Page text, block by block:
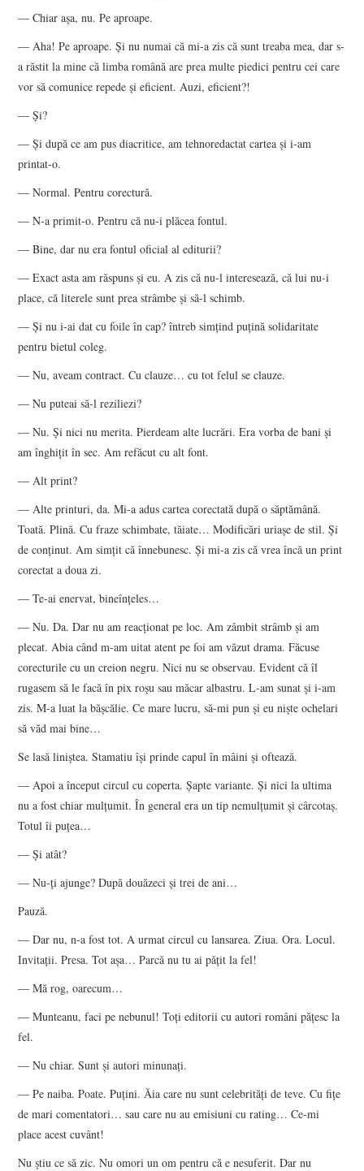
― Chiar aşa, nu. Pe aproape.
― Aha! Pe aproape. Şi nu numai că mi-a zis că sunt treaba mea, dar s-
a răstit la mine că limba română are prea multe piedici pentru cei care
vor să comunice repede şi eficient. Auzi, eficient?!
― Şi?
― Şi după ce am pus diacritice, am tehnoredactat cartea şi i-am
printat-o.
― Normal. Pentru corectură.
― N-a primit-o. Pentru că nu-i plăcea fontul.
― Bine, dar nu era fontul oficial al editurii?
― Exact asta am răspuns şi eu. A zis că nu-l interesează, că lui nu-i
place, că literele sunt prea strâmbe şi să-l schimb.
― Şi nu i-ai dat cu foile în cap? întreb simţind puţină solidaritate
pentru bietul coleg.
― Nu, aveam contract. Cu clauze… cu tot felul se clauze.
― Nu puteai să-l reziliezi?
― Nu. Şi nici nu merita. Pierdeam alte lucrări. Era vorba de bani şi
am înghiţit în sec. Am refăcut cu alt font.
― Alt print?
― Alte printuri, da. Mi-a adus cartea corectată după o săptămână.
Toată. Plină. Cu fraze schimbate, tăiate… Modificări uriaşe de stil. Şi
de conţinut. Am simţit că înnebunesc. Şi mi-a zis că vrea încă un print
corectat a doua zi.
― Te-ai enervat, bineînţeles…
― Nu. Da. Dar nu am reacţionat pe loc. Am zâmbit strâmb şi am
plecat. Abia când m-am uitat atent pe foi am văzut drama. Făcuse
corecturile cu un creion negru. Nici nu se observau. Evident că îl
rugasem să le facă în pix roşu sau măcar albastru. L-am sunat şi i-am
zis. M-a luat la băşcălie. Ce mare lucru, să-mi pun şi eu nişte ochelari
să văd mai bine…
Se lasă liniştea. Stamatiu îşi prinde capul în mâini şi oftează.
― Apoi a început circul cu coperta. Şapte variante. Şi nici la ultima
nu a fost chiar mulţumit. În general era un tip nemulţumit şi cârcotaş.
Totul îi puţea…
― Şi atât?
― Nu-ţi ajunge? După douăzeci şi trei de ani…
Pauză.
― Dar nu, n-a fost tot. A urmat circul cu lansarea. Ziua. Ora. Locul.
Invitaţii. Presa. Tot aşa… Parcă nu tu ai păţit la fel!
― Mă rog, oarecum…
― Munteanu, faci pe nebunul! Toţi editorii cu autori români păţesc la
fel.
― Nu chiar. Sunt şi autori minunaţi.
― Pe naiba. Poate. Puţini. Ăia care nu sunt celebrităţi de teve. Cu fiţe
de mari comentatori… sau care nu au emisiuni cu rating… Ce-mi
place acest cuvânt!
Nu ştiu ce să zic. Nu omori un om pentru că e nesuferit. Dar nu